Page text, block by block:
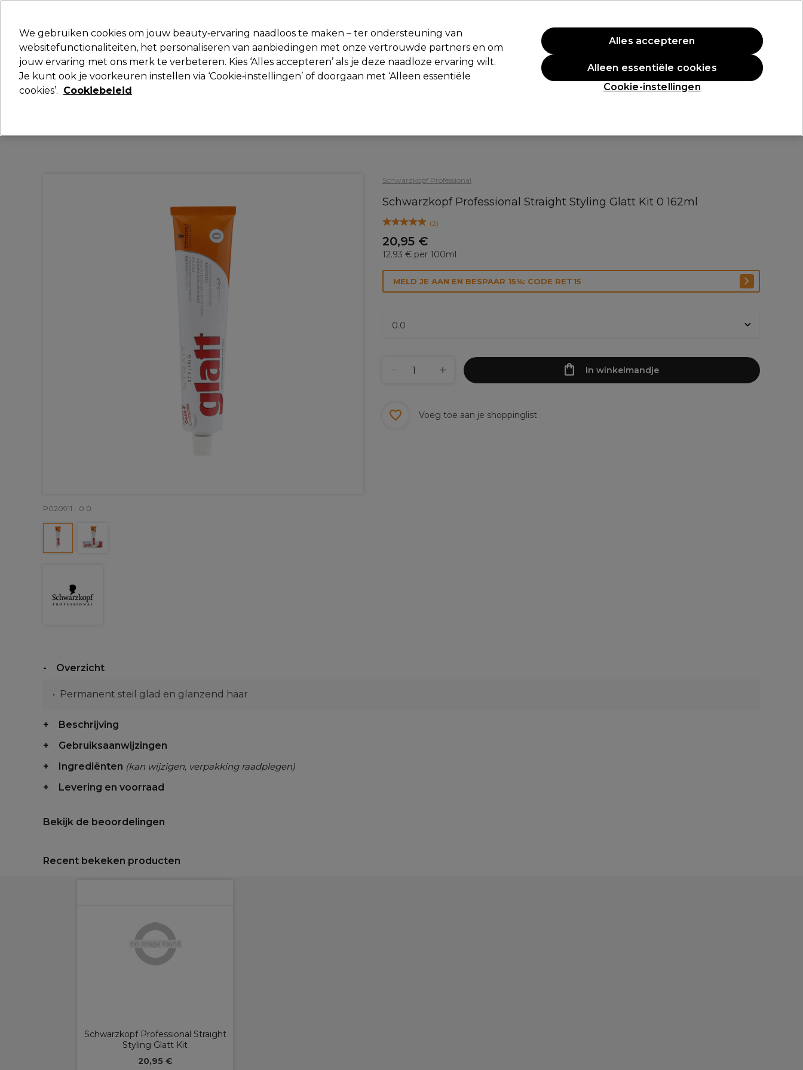
Aanmelden
Merken Deals Haar Elektra Beauty Salon interieur Mannen Vegan Nieuwe producten Professionele Awards
Volgende dag geleverd*
Schwarzkopf Professional
Schwarzkopf Professional Straight Styling Glatt Kit 0 162ml
(2)
20,95 €
12.93 € per 100ml
P020911 - 0.0
MELD JE AAN EN BESPAAR 15%: CODE RET15
In winkelmandje
Voeg toe aan je shoppinglist
Overzicht
Permanent steil glad en glanzend haar
Beschrijving
Gebruiksaanwijzingen
Ingrediënten (kan wijzigen, verpakking raadplegen)
Levering en voorraad
Bekijk de beoordelingen
Recent bekeken producten
Schwarzkopf Professional Straight
Styling Glatt Kit
20,95 €
We gebruiken cookies om jouw beauty‑ervaring naadloos te maken – ter ondersteuning van
websitefunctionaliteiten, het personaliseren van aanbiedingen met onze vertrouwde partners en om
jouw ervaring met ons merk te verbeteren. Kies ‘Alles accepteren’ als je deze naadloze ervaring wilt.
Je kunt ook je voorkeuren instellen via ‘Cookie‑instellingen’ of doorgaan met ‘Alleen essentiële
cookies’. Cookiebeleid Cookie-instellingen
Alleen essentiële cookies
Alles accepteren